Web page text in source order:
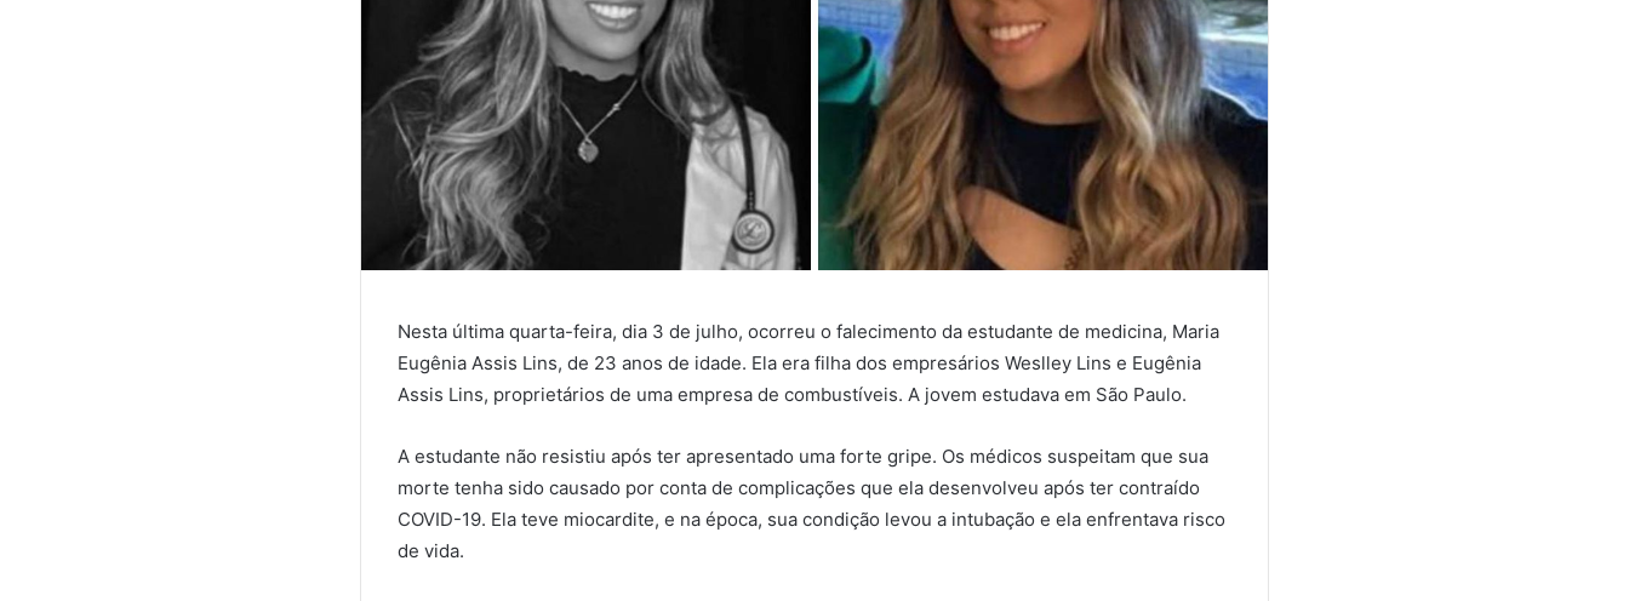
Nesta última quarta-feira, dia 3 de julho, ocorreu o falecimento da estudante de medicina, Maria
Eugênia Assis Lins, de 23 anos de idade. Ela era filha dos empresários Weslley Lins e Eugênia
Assis Lins, proprietários de uma empresa de combustíveis. A jovem estudava em São Paulo.
A estudante não resistiu após ter apresentado uma forte gripe. Os médicos suspeitam que sua
morte tenha sido causado por conta de complicações que ela desenvolveu após ter contraído
COVID-19. Ela teve miocardite, e na época, sua condição levou a intubação e ela enfrentava risco
de vida.